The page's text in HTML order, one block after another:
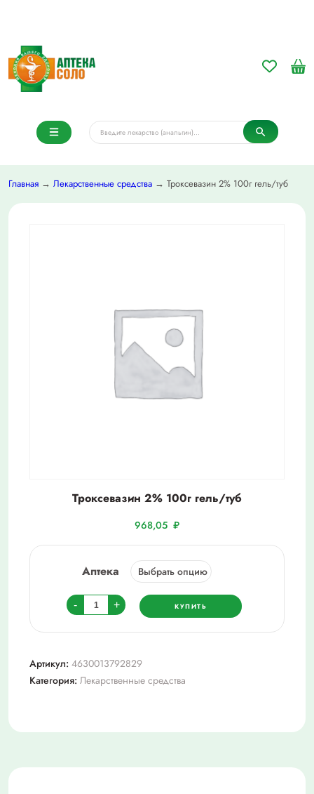
Главная → Лекарственные средства → Троксевазин 2% 100г гель/туб
Троксевазин 2% 100г гель/туб
968,05 ₽
Аптека
-
Количество
товара
Троксевазин
100г
гель/
+ КУПИТЬ
Артикул: 4630013792829
Категория: Лекарственные средства